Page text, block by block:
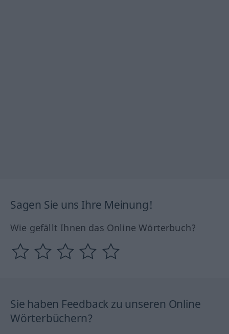
Sagen Sie uns Ihre Meinung!
Wie gefällt Ihnen das Online Wörterbuch?
Sie haben Feedback zu unseren Online
Wörterbüchern?